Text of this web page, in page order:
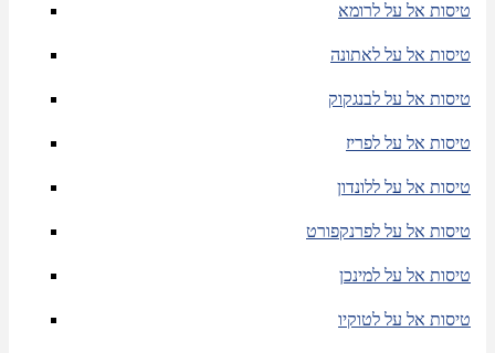
טיסות אל על לרומא
טיסות אל על לאתונה
טיסות אל על לבנגקוק
טיסות אל על לפריז
טיסות אל על ללונדון
טיסות אל על לפרנקפורט
טיסות אל על למינכן
טיסות אל על לטוקיו